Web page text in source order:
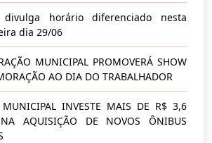
divulga horário diferenciado nesta
dia 29/06
MUNICIPAL PROMOVERÁ SHOW
AO DIA DO TRABALHADOR
MUNICIPAL INVESTE MAIS DE R$ 3,6
AQUISIÇÃO DE NOVOS ÔNIBUS